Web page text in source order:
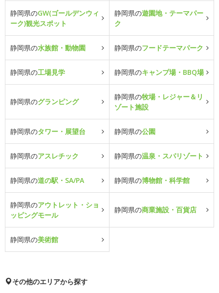
静岡県のGW(ゴールデンウィ
ーク)観光スポット
静岡県の遊園地・テーマパー
ク
静岡県の水族館・動物園 静岡県のフードテーマパーク
静岡県の工場見学 静岡県のキャンプ場・BBQ場
静岡県のグランピング
静岡県の牧場・レジャー＆リ
ゾート施設
静岡県のタワー・展望台 静岡県の公園
静岡県のアスレチック 静岡県の温泉・スパリゾート
静岡県の道の駅・SA/PA 静岡県の博物館・科学館
静岡県のアウトレット・ショ
ッピングモール
静岡県の商業施設・百貨店
静岡県の美術館
その他のエリアから探す